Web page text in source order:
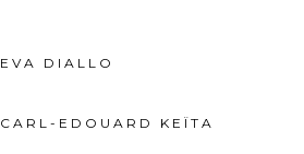
EVA DIALLO
CARL-EDOUARD KEÏTA